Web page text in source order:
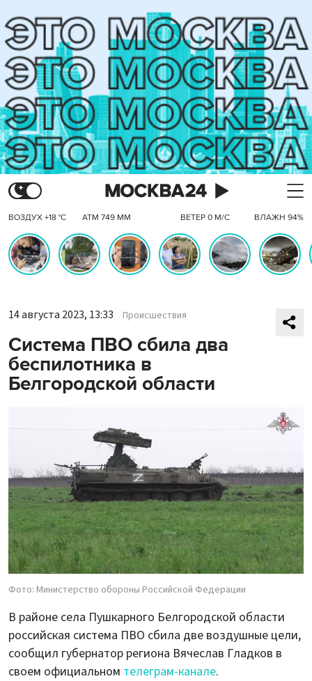
ВОЗДУХ +18 °C АТМ 749 ММ ВЕТЕР 0 М/С ВЛАЖН 94%
14 августа 2023, 13:33 Происшествия
Система ПВО сбила два
беспилотника в
Белгородской области
Фото: Министерство обороны Российской Федерации
В районе села Пушкарного Белгородской области
российская система ПВО сбила две воздушные цели,
сообщил губернатор региона Вячеслав Гладков в
своем официальном телеграм-канале.